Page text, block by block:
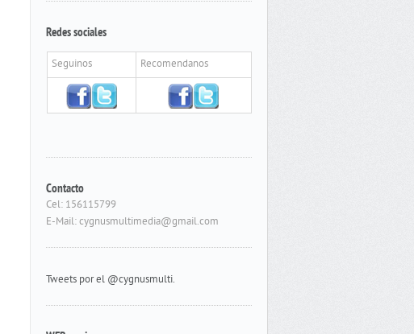
Redes sociales
Seguinos Recomendanos
Cel: 156115799